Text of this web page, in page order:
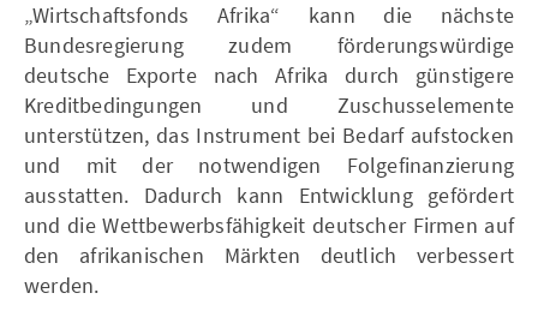
„Wirtschaftsfonds Afrika“ kann die nächste
Bundesregierung zudem förderungswürdige
deutsche Exporte nach Afrika durch günstigere
Kreditbedingungen und Zuschusselemente
unterstützen, das Instrument bei Bedarf aufstocken
und mit der notwendigen Folgefinanzierung
ausstatten. Dadurch kann Entwicklung gefördert
und die Wettbewerbsfähigkeit deutscher Firmen auf
den afrikanischen Märkten deutlich verbessert
werden.